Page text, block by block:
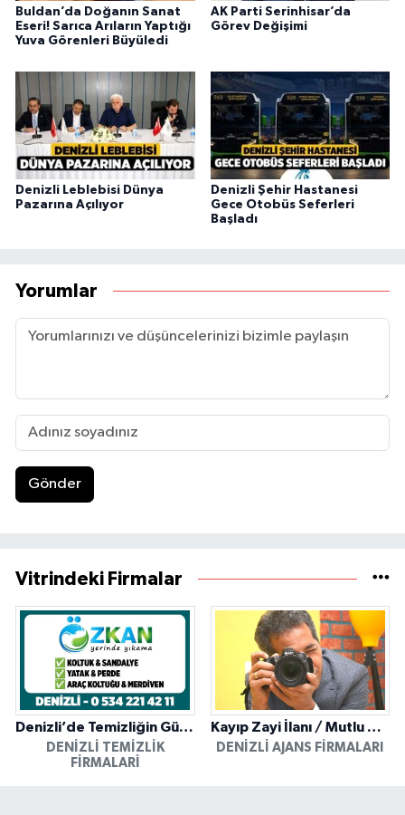
Buldan’da Doğanın Sanat
Eseri! Sarıca Arıların Yaptığı
Yuva Görenleri Büyüledi
AK Parti Serinhisar’da
Görev Değişimi
Denizli Leblebisi Dünya
Pazarına Açılıyor
Denizli Şehir Hastanesi
Gece Otobüs Seferleri
Başladı
Yorumlar
Gönder
Vitrindeki Firmalar
Denizli’de Temizliğin Güvenilir Adresi: Özkan Yerinde Yıkama
DENIZLI TEMIZLIK
FIRMALARI
Kayıp Zayi İlanı / Mutlu Ajans / Denizli
DENIZLI AJANS FIRMALARI